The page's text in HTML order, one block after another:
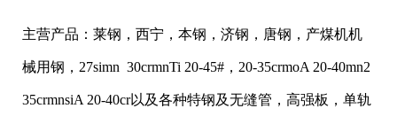
主营产品：莱钢，西宁，本钢，济钢，唐钢，产煤机机
械用钢，27simn 30crmnTi 20-45#，20-35crmoA 20-40mn2
35crmnsiA 20-40cr以及各种特钢及无缝管，高强板，单轨